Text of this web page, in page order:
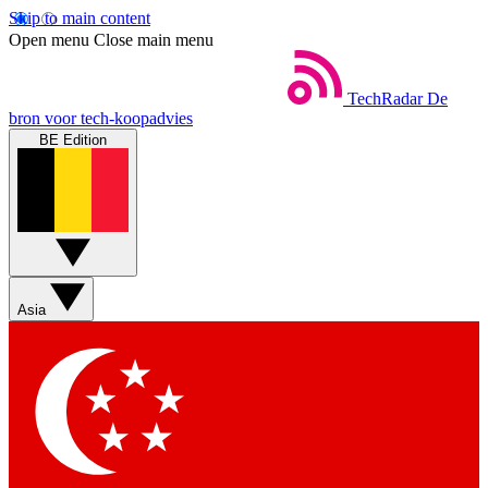
Skip to main content
Open menu Close main menu
TechRadar De
bron voor tech-koopadvies
BE Edition
Asia